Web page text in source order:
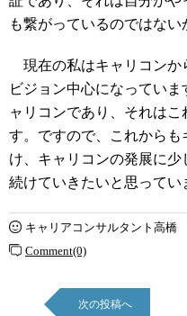
も繋がっているのではない
現在の私はキャリコンか
ビジョン中心になってい
ャリコンであり、それは
す。ですので、これから
け、キャリコンの発展に
続けていきたいと思ってい
キャリアコンサルタント高橋
Comment(0)
次の投稿へ